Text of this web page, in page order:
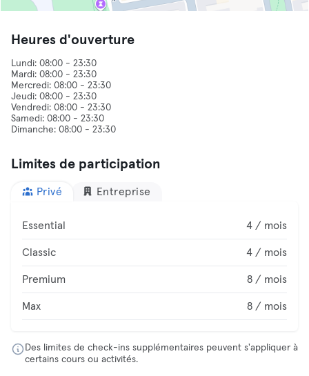
Heures d'ouverture
Lundi: 08:00 - 23:30
Mardi: 08:00 - 23:30
Mercredi: 08:00 - 23:30
Jeudi: 08:00 - 23:30
Vendredi: 08:00 - 23:30
Samedi: 08:00 - 23:30
Limites de participation
Privé Entreprise
Essential 4 / mois
Classic 4 / mois
Premium 8 / mois
Max 8 / mois
Des limites de check-ins supplémentaires peuvent s'appliquer à
certains cours ou activités.